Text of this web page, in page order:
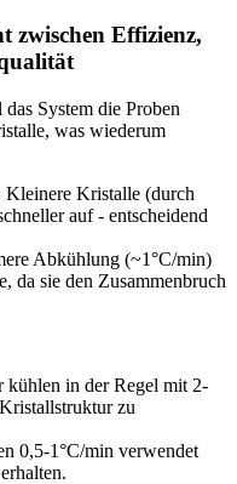
zwischen Effizienz,
System die Proben
was wiederum
Kleinere Kristalle (durch
auf - entscheidend
Abkühlung (~1°C/min)
da sie den Zusammenbruch
kühlen in der Regel mit 2-
zu
0,5-1°C/min verwendet